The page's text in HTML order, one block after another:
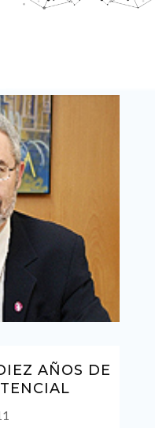
AÑOS DE